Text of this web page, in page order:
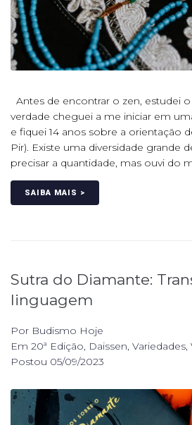
Antes de encontrar o zen, estudei
verdade cheguei a me iniciar em
e fiquei 14 anos sobre a orientação
Pir). Existe uma diversidade grande
precisar a quantidade, mas ouvi do
SAIBA MAIS >
Sutra do Diamante:
linguagem
Por Budismo Hoje
Em 20ª Edição, Daissen, Variedades,
Postou 05/09/2023